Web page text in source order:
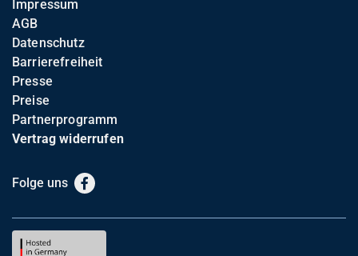
Impressum
AGB
Datenschutz
Barrierefreiheit
Presse
Preise
Partnerprogramm
Vertrag widerrufen
Folge uns Facebook